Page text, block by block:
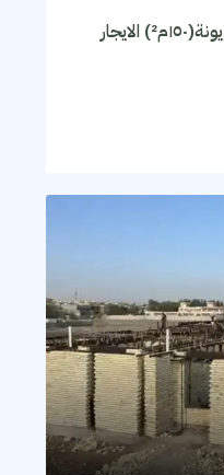
شقة للايجار في زيونة-قرب مول زيونة(١٥٠م²) الايجار